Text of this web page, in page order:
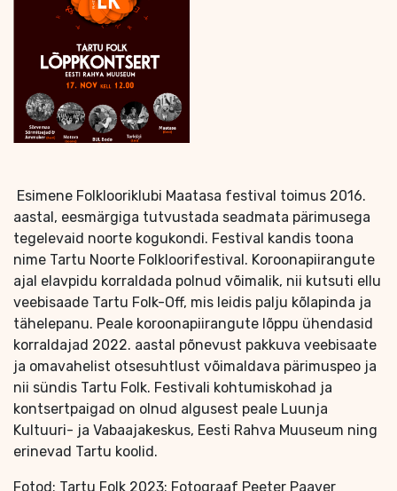
Esimene Folklooriklubi Maatasa festival toimus 2016.
aastal, eesmärgiga tutvustada seadmata pärimusega
tegelevaid noorte kogukondi. Festival kandis toona
nime Tartu Noorte Folkloorifestival. Koroonapiirangute
ajal elavpidu korraldada polnud võimalik, nii kutsuti ellu
veebisaade Tartu Folk-Off, mis leidis palju kõlapinda ja
tähelepanu. Peale koroonapiirangute lõppu ühendasid
korraldajad 2022. aastal põnevust pakkuva veebisaate
ja omavahelist otsesuhtlust võimaldava pärimuspeo ja
nii sündis Tartu Folk. Festivali kohtumiskohad ja
kontsertpaigad on olnud algusest peale Luunja
Kultuuri- ja Vabaajakeskus, Eesti Rahva Muuseum ning
erinevad Tartu koolid.
Fotod: Tartu Folk 2023; Fotograaf Peeter Paaver